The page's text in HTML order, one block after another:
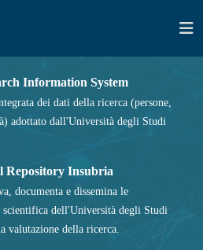
Information System
dei dati della ricerca (persone,
adottato dall'Università degli Studi
Insubria
documenta e dissemina le
dell'Università degli Studi
valutazione della ricerca.